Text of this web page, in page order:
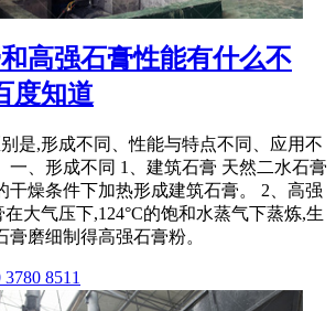
高强石膏性能有什么不
度知道
是,形成不同、性能与特点不同、应用不
一、形成不同 1、建筑石膏 天然二水石膏
干燥条件下加热形成建筑石膏。 2、高强
大气压下,124°C的饱和水蒸气下蒸炼,生
膏磨细制得高强石膏粉。
8511